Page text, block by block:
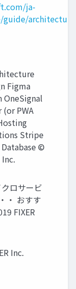
ja-
guide/
Figma
(or PWA
Stripe
©
Inc.
ロサービ
・ おすす
FIXER
Inc.